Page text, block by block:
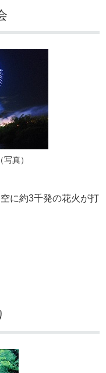
真）
に約3千発の花火が打